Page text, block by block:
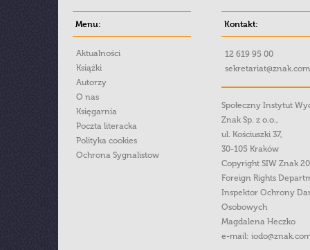
Menu:
Aktualności
Książki
Autorzy
O nas
Księgarnia
Poczta literacka
Polityka cookies
Ochrona Sygnalistow
Kontakt:
12 619 95 00
Społeczny Instytut
Znak Sp. z o.o.,
ul. Kościuszki 37,
30-105 Kraków
Copyright SIW Znak
Foreign Rights
Inspektor Ochrony
Osobowych
Magdalena Heczko
e-mail: